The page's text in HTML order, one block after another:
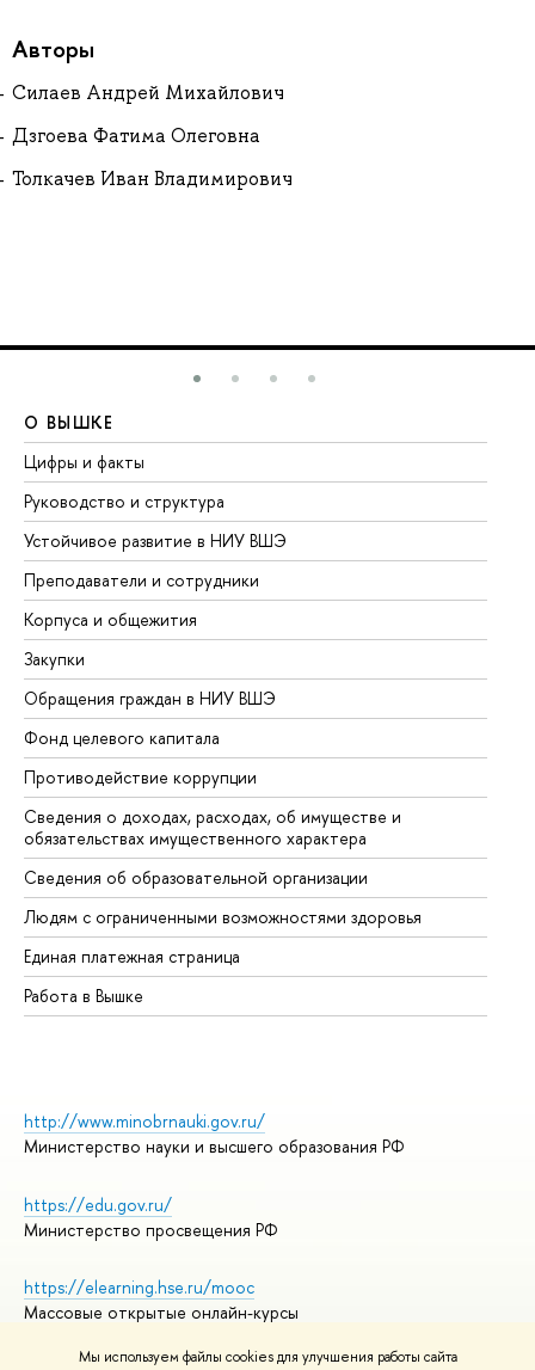
Мы используем файлы cookies для улучшения работы сайта
Авторы
Силаев Андрей Михайлович
Дзгоева Фатима Олеговна
Толкачев Иван Владимирович
О ВЫШКЕ
Цифры и факты
Руководство и структура
Устойчивое развитие в НИУ ВШЭ
Преподаватели и сотрудники
Корпуса и общежития
Закупки
Обращения граждан в НИУ ВШЭ
Фонд целевого капитала
Противодействие коррупции
Сведения о доходах, расходах, об имуществе и
обязательствах имущественного характера
Сведения об образовательной организации
Людям с ограниченными возможностями здоровья
Единая платежная страница
Работа в Вышке
http://www.minobrnauki.gov.ru/
Министерство науки и высшего образования РФ
https://edu.gov.ru/
Министерство просвещения РФ
https://elearning.hse.ru/mooc
Массовые открытые онлайн-курсы